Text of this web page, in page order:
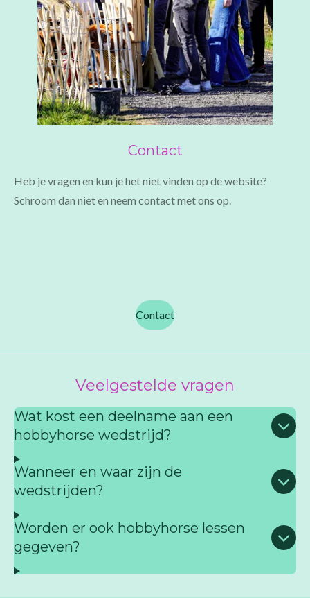
Contact
Heb je vragen en kun je het niet vinden op de website?
Schroom dan niet en neem contact met ons op.
Contact
Veelgestelde vragen
Wat kost een deelname aan een
hobbyhorse wedstrijd?
Wanneer en waar zijn de
wedstrijden?
Worden er ook hobbyhorse lessen
gegeven?